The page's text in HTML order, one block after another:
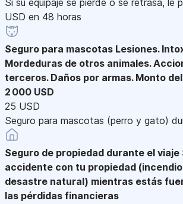
USD en 48 horas
Seguro para mascotas Lesiones.
Mordeduras de otros animales.
terceros. Daños por armas. Monto
2 000 USD
25 USD
Seguro para mascotas (perro y gato)
Seguro de propiedad durante el viaje
accidente con tu propiedad
desastre natural) mientras estás
las pérdidas financieras